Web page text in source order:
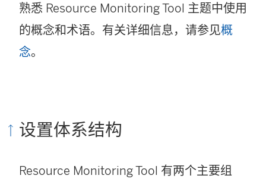
熟悉 Resource Monitoring Tool 主题中使用
的概念和术语。有关详细信息，请参见概
念。
设置体系结构
Resource Monitoring Tool 有两个主要组